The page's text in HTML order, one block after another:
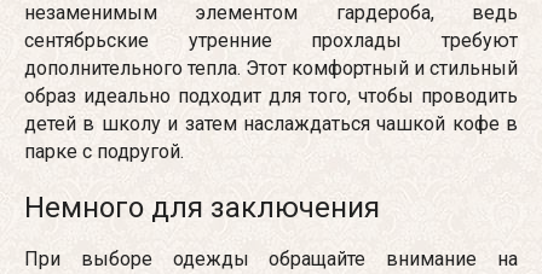
незаменимым элементом гардероба, ведь
сентябрьские утренние прохлады требуют
дополнительного тепла. Этот комфортный и стильный
образ идеально подходит для того, чтобы проводить
детей в школу и затем наслаждаться чашкой кофе в
парке с подругой.
Немного для заключения
При выборе одежды обращайте внимание на